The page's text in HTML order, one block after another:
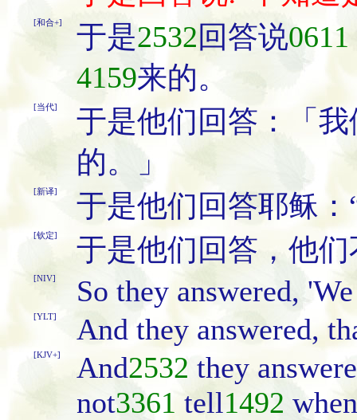
[和合+] 于是2532回答说0611
4159来的。
[当代]
于是他们回答：「
的。」
[新译] 于是他们回答耶稣
[钦定] 于是他们回答，他
[NIV] So they answered,
[YLT] And they answered,
[KJV+] And2532 they
not3361 tell1492